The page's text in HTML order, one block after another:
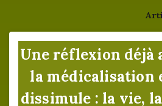
des
articles
Une réflexion déjà
la médicalisation
dissimule : la vie,